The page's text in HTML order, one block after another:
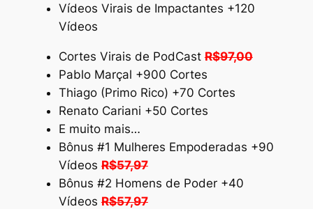
Vídeos Virais de Impactantes +120
Vídeos
Cortes Virais de PodCastR$97,00
Pablo Marçal +900 Cortes
Thiago (Primo Rico) +70 Cortes
Renato Cariani +50 Cortes
E muito mais…
Bônus #1 Mulheres Empoderadas +90
VídeosR$57,97
Bônus #2 Homens de Poder +40
VídeosR$57,97